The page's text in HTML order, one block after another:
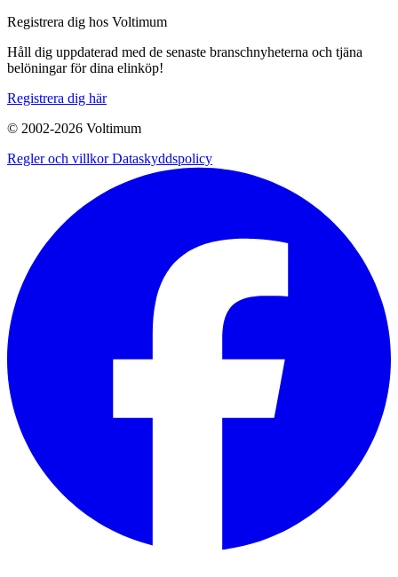
Registrera dig hos Voltimum
Håll dig uppdaterad med de senaste branschnyheterna och tjäna
belöningar för dina elinköp!
Registrera dig här
© 2002-2026 Voltimum
Regler och villkorDataskyddspolicy